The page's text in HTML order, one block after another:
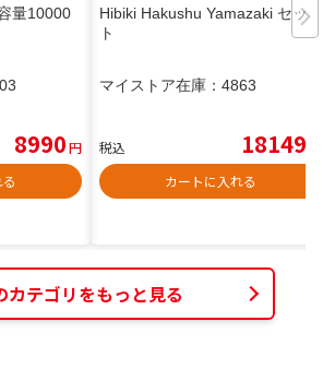
量10000
8990円
Hibiki Hakushu Yamazaki セッ
ト
マイストア在庫： 4863
税込 18149
カートに入れる
カテゴリをもっと見る